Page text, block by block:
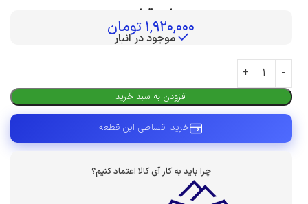
بهای قطعه :
۱,۹۲۰,۰۰۰ تومان
موجود در انبار
افزودن به سبد خرید
خرید اقساطی این قطعه
چرا باید به کار آی کالا اعتماد کنیم؟